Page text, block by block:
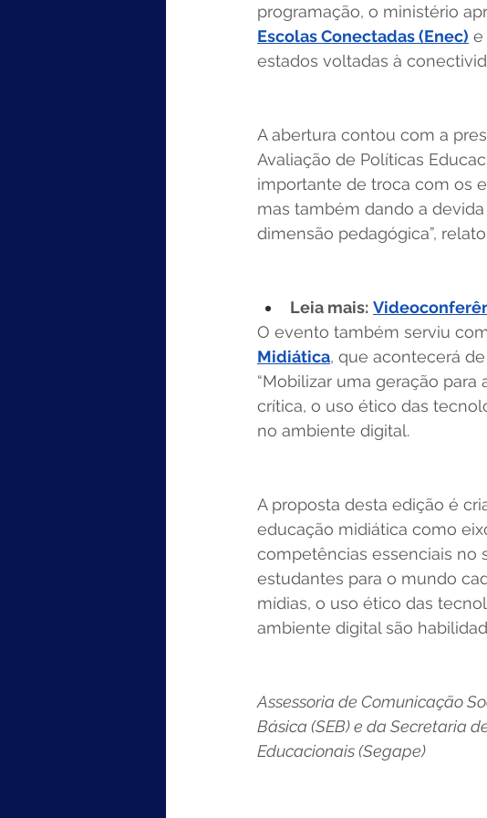
programação, o ministério
Escolas Conectadas (Enec) e
estados voltadas à
A abertura contou com a
Avaliação de Políticas
importante de troca com os
mas também dando a
dimensão pedagógica”,
Leia mais:
O evento também serviu
Midiática, que acontecerá
“Mobilizar uma geração
crítica, o uso ético das
no ambiente digital.
A proposta desta edição é
educação midiática como
competências essenciais no
estudantes para o mundo
mídias, o uso ético das
ambiente digital são
Assessoria de Comunicação
Básica (SEB) e da Secretaria
Educacionais (Segape)